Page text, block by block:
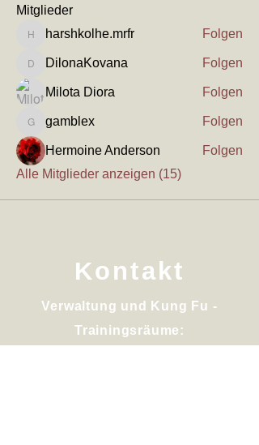
Mitglieder
harshkolhe.mrfr
harshkolhe.mrfr Folgen
DilonaKovana
DilonaKovana Folgen
Milota Diora Folgen
gamblex
gamblex Folgen
Hermoine Anderson
Folgen
Alle Mitglieder anzeigen (15)
Kontakt
Verwaltung und Kung Fu -
Trainingsräume: